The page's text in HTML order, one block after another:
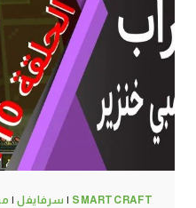
#SMARTCRAFT
SMARTCRAFT
| سرفايفل|